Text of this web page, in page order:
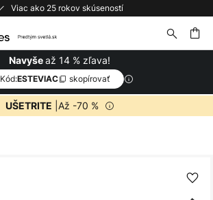
Viac ako 25 rokov skúseností
Navyšeaž 14 % zľava!
Kód:ESTEVIAC skopírovať
UŠETRITE |Až -70 %